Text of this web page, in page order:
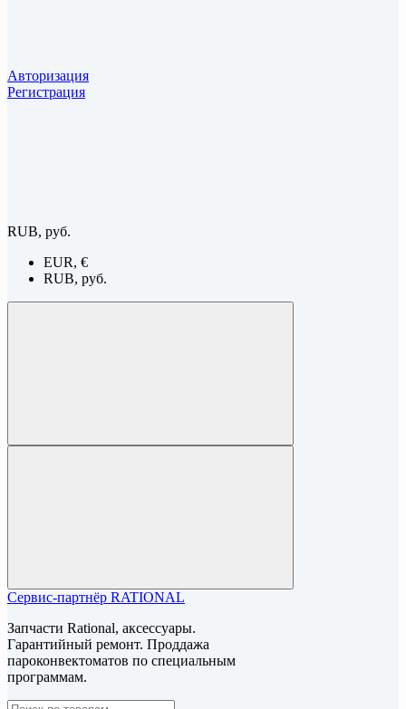
Авторизация
Регистрация
RUB, руб.
EUR, €
RUB, руб.
Сервис-партнёр RATIONAL
Запчасти Rational, аксессуары.
Гарантийный ремонт. Проддажа
пароконвектоматов по специальным
программам.